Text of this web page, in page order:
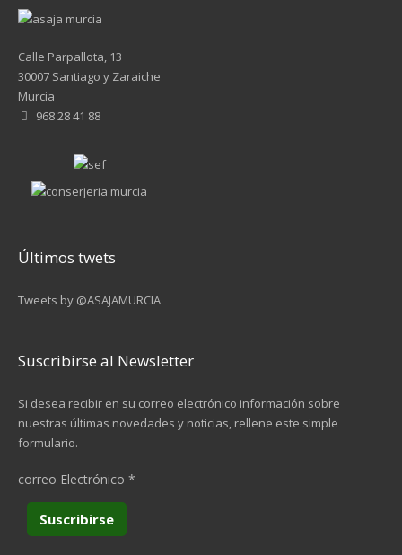
Calle Parpallota, 13
30007 Santiago y Zaraiche
Murcia
968 28 41 88
Últimos twets
Tweets by @ASAJAMURCIA
Suscribirse al Newsletter
Si desea recibir en su correo electrónico información sobre
nuestras últimas novedades y noticias, rellene este simple
formulario.
correo Electrónico *